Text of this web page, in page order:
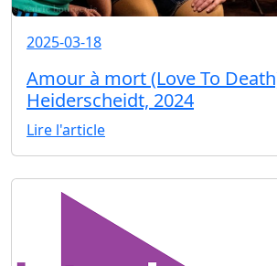
2025-03-18
Amour à mort (Love To
Heiderscheidt, 2024
Lire l'article